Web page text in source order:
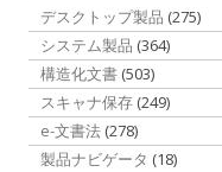
デスクトップ製品 (275)
システム製品 (364)
構造化文書 (503)
スキャナ保存 (249)
e-文書法 (278)
製品ナビゲータ (18)